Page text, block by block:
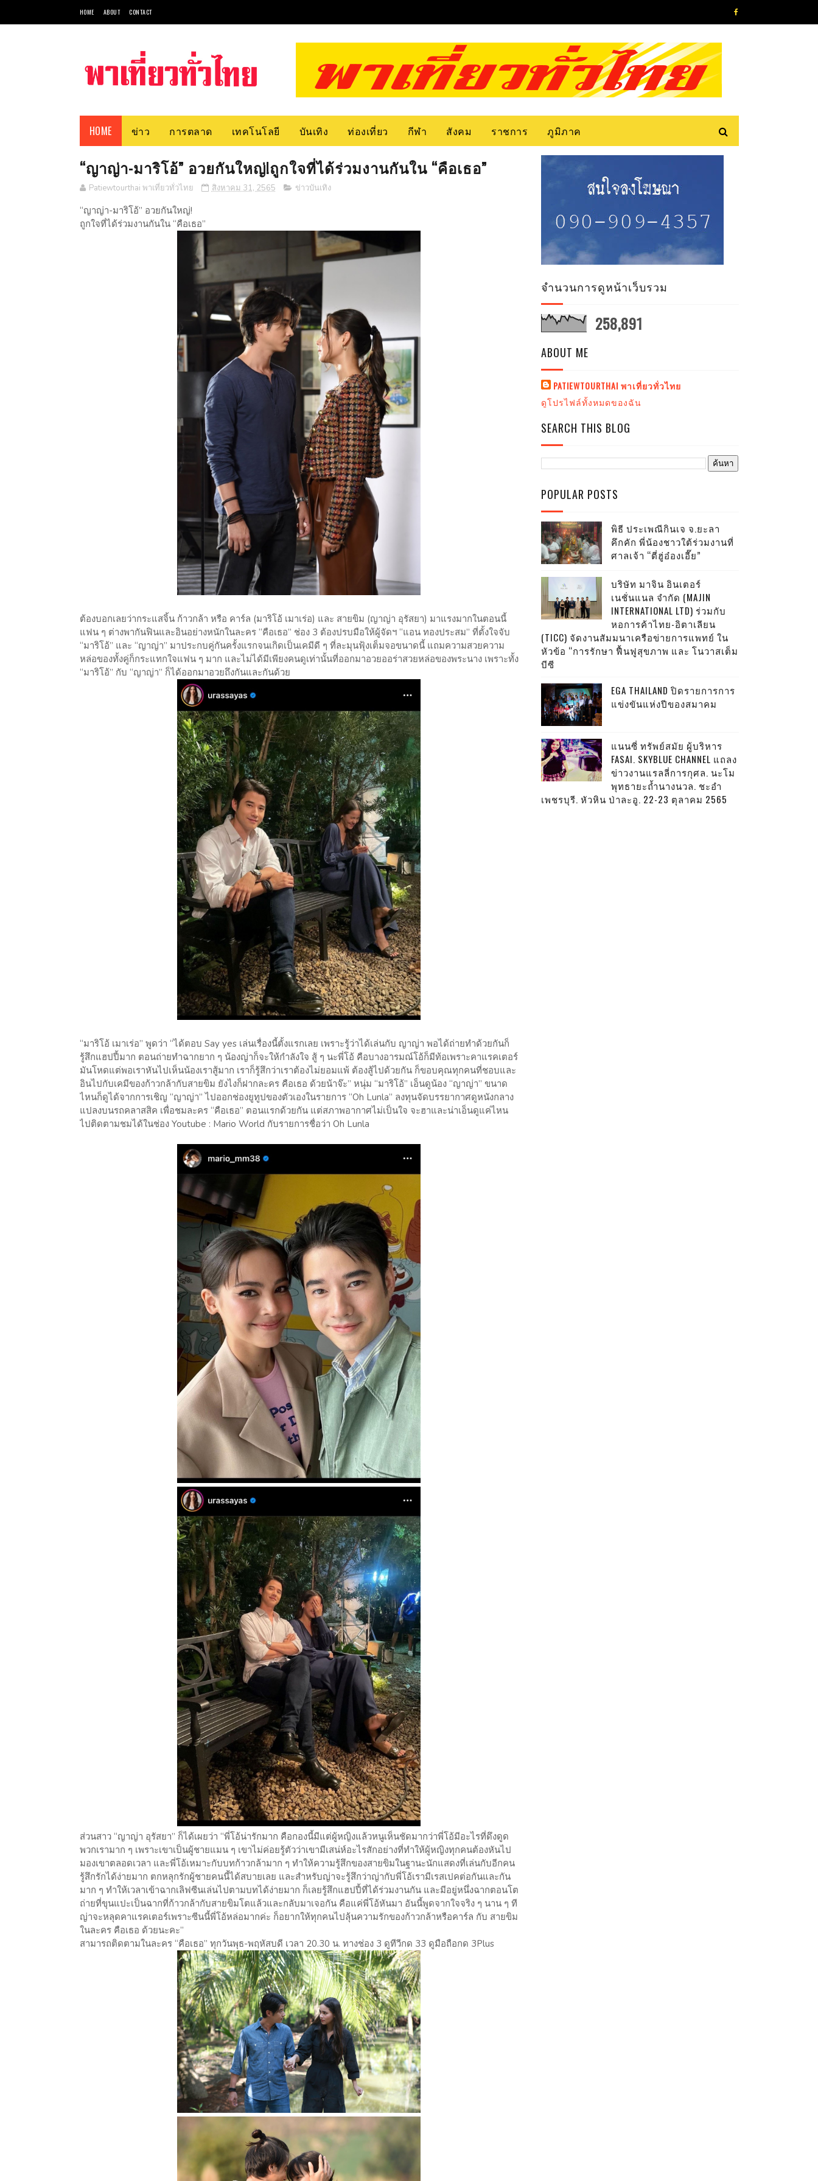
HOME ABOUT CONTACT
HOME ข่าว การตลาด เทคโนโลยี บันเทิง ท่องเที่ยว กีฬา สังคม ราชการ ภูมิภาค
“ญาญ่า-มาริโอ้” อวยกันใหญ่!ถูกใจที่ได้ร่วมงานกันใน “คือเธอ”
Patiewtourthai พาเที่ยวทั่วไทย สิงหาคม 31, 2565 ข่าวบันเทิง
“ญาญ่า-มาริโอ้” อวยกันใหญ่!
ถูกใจที่ได้ร่วมงานกันใน “คือเธอ”
​ต้องบอกเลยว่ากระแสจิ้น ก้าวกล้า หรือ คาร์ล (มาริโอ้ เมาเร่อ) และ สายขิม (ญาญ่า อุรัสยา) มาแรงมากในตอนนี้
แฟน ๆ ต่างพากันฟินและอินอย่างหนักในละคร “คือเธอ” ช่อง 3 ต้องปรบมือให้ผู้จัดฯ “แอน ทองประสม” ที่ตั้งใจจับ
“มาริโอ้” และ “ญาญ่า” มาประกบคู่กันครั้งแรกจนเกิดเป็นเคมีดี ๆ ที่ละมุนฟุ้งเต็มจอขนาดนี้ แถมความสวยความ
หล่อของทั้งคู่ก็กระแทกใจแฟน ๆ มาก และไม่ได้มีเพียงคนดูเท่านั้นที่ออกมาอวยออร่าสวยหล่อของพระนาง เพราะทั้ง
“มาริโอ้” กับ “ญาญ่า” ก็ได้ออกมาอวยถึงกันและกันด้วย
​“มาริโอ้ เมาเร่อ” พูดว่า “ได้ตอบ Say yes เล่นเรื่องนี้ตั้งแรกเลย เพราะรู้ว่าได้เล่นกับ ญาญ่า พอได้ถ่ายทำด้วยกันก็
รู้สึกแฮปปี้มาก ตอนถ่ายทำฉากยาก ๆ น้องญ่าก็จะให้กำลังใจ สู้ ๆ นะพี่โอ้ คือบางอารมณ์โอ้ก็มีท้อเพราะคาแรคเตอร์
มันโหดแต่พอเราหันไปเห็นน้องเราสู้มาก เราก็รู้สึกว่าเราต้องไม่ยอมแพ้ ต้องสู้ไปด้วยกัน ก็ขอบคุณทุกคนที่ชอบและ
อินไปกับเคมีของก้าวกล้ากับสายขิม ยังไงก็ฝากละคร คือเธอ ด้วยน้าจ๊ะ” หนุ่ม “มาริโอ้” เอ็นดูน้อง “ญาญ่า” ขนาด
ไหนก็ดูได้จากการเชิญ “ญาญ่า” ไปออกช่องยูทูปของตัวเองในรายการ “Oh Lunla” ลงทุนจัดบรรยากาศดูหนังกลาง
แปลงบนรถคลาสสิค เพื่อชมละคร “คือเธอ” ตอนแรกด้วยกัน แต่สภาพอากาศไม่เป็นใจ จะฮาและน่าเอ็นดูแค่ไหน
ไปติดตามชมได้ในช่อง Youtube : Mario World กับรายการชื่อว่า Oh Lunla
ส่วนสาว “ญาญ่า อุรัสยา” ก็ได้เผยว่า “พี่โอ้น่ารักมาก คือกองนี้มีแต่ผู้หญิงแล้วหนูเห็นชัดมากว่าพี่โอ้มีอะไรที่ดึงดูด
พวกเรามาก ๆ เพราะเขาเป็นผู้ชายแมน ๆ เขาไม่ค่อยรู้ตัวว่าเขามีเสน่ห์อะไรสักอย่างที่ทำให้ผู้หญิงทุกคนต้องหันไป
มองเขาตลอดเวลา และพี่โอ้เหมาะกับบทก้าวกล้ามาก ๆ ทำให้ความรู้สึกของสายขิมในฐานะนักแสดงที่เล่นกับอีกคน
รู้สึกรักได้ง่ายมาก ตกหลุกรักผู้ชายคนนี้ได้สบายเลย และสำหรับญ่าจะรู้สึกว่าญ่ากับพี่โอ้เรามีเรสเปคต่อกันและกัน
มาก ๆ ทำให้เวลาเข้าฉากเลิฟซีนเล่นไปตามบทได้ง่ายมาก ก็เลยรู้สึกแฮปปี้ที่ได้ร่วมงานกัน และมีอยู่หนึ่งฉากตอนโต
ถ่ายที่ขุนแปะเป็นฉากที่ก้าวกล้ากับสายขิมโตแล้วและกลับมาเจอกัน คือแค่พี่โอ้หันมา อันนี้พูดจากใจจริง ๆ นาน ๆ ที
ญ่าจะหลุดคาแรคเตอร์เพราะซีนนี้พี่โอ้หล่อมากค่ะ ก็อยากให้ทุกคนไปลุ้นความรักของก้าวกล้าหรือคาร์ล กับ สายขิม
ในละคร คือเธอ ด้วยนะคะ”​
​สามารถติดตามในละคร “คือเธอ” ทุกวันพุธ-พฤหัสบดี เวลา 20.30 น. ทางช่อง 3 ดูทีวีกด 33 ดูมือถือกด 3Plus
จำนวนการดูหน้าเว็บรวม
258,891
ABOUT ME
PATIEWTOURTHAI พาเที่ยวทั่วไทย
ดูโปรไฟล์ทั้งหมดของฉัน
SEARCH THIS BLOG
POPULAR POSTS
พิธี ประเพณีกินเจ จ.ยะลา
คึกคัก พี่น้องชาวใต้ร่วมงานที่
ศาลเจ้า “ตี่ฮู่อ๋องเอี๊ย”
บริษัท มาจิน อินเตอร์
เนชั่นแนล จำกัด (MAJIN
INTERNATIONAL LTD) ร่วมกับ
หอการค้าไทย-อิตาเลียน
(TICC) จัดงานสัมมนาเครือข่ายการแพทย์ ใน
หัวข้อ “การรักษา ฟื้นฟูสุขภาพ และ โนวาสเต็ม
บีซี
EGA THAILAND ปิดรายการการ
แข่งขันแห่งปีของสมาคม
แนนซี่ ทรัพย์สมัย ผู้บริหาร
FASAI. SKYBLUE CHANNEL แถลง
ข่าวงานแรลลี่การกุศล. นะโม
พุทธายะถ้ำนางนวล. ชะอำ
เพชรบุรี. หัวหิน ป่าละอู. 22-23 ตุลาคม 2565